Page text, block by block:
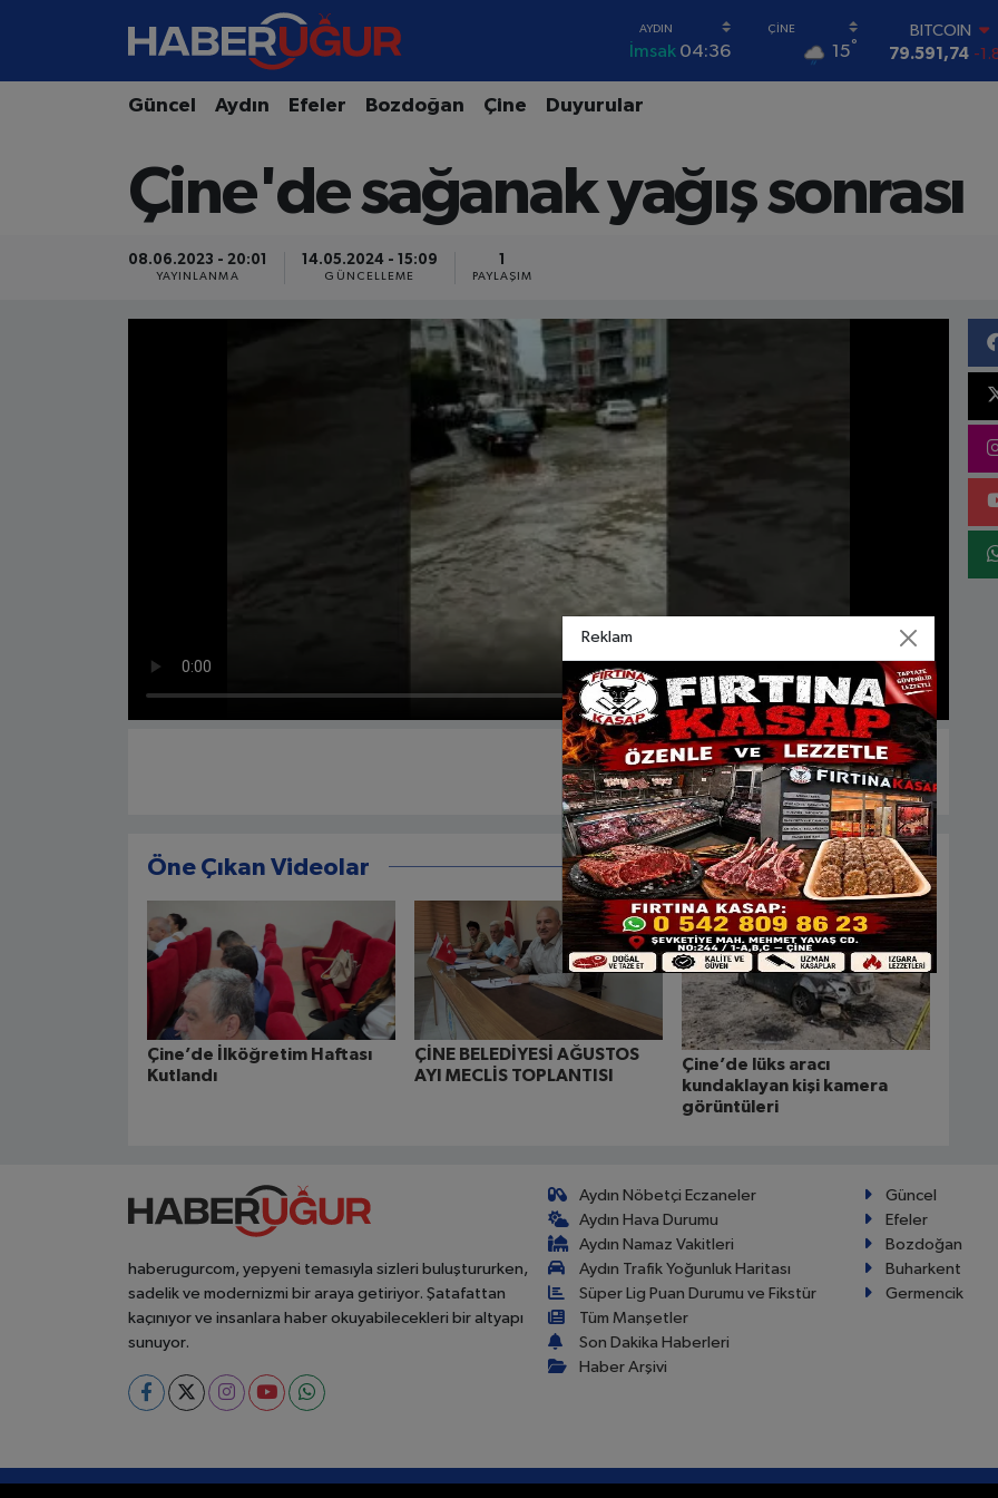
İmsak 04:36 15°
79.591,74
DOLAR
61,60380
G.ALTIN
Güncel Aydın Efeler Bozdoğan Çine Duyurular
Çine'de sağanak yağış sonrası
08.06.2023 - 20:01
YAYINLANMA
14.05.2024 - 15:09
GÜNCELLEME
1
PAYLAŞIM
Öne Çıkan Videolar
Çine’de İlköğretim Haftası
Kutlandı
ÇİNE BELEDİYESİ AĞUSTOS
AYI MECLİS TOPLANTISI
Çine’de lüks aracı
kundaklayan kişi kamera
görüntüleri
haberugurcom, yepyeni temasıyla sizleri buluştururken,
sadelik ve modernizmi bir araya getiriyor. Şatafattan
kaçınıyor ve insanlara haber okuyabilecekleri bir altyapı
sunuyor.
Aydın Nöbetçi Eczaneler
Aydın Hava Durumu
Aydın Namaz Vakitleri
Aydın Trafik Yoğunluk Haritası
Süper Lig Puan Durumu ve Fikstür
Tüm Manşetler
Son Dakika Haberleri
Haber Arşivi
Güncel
Efeler
Bozdoğan
Buharkent
Germencik
Aydın Nöbetçi Eczaneler
Aydın Namaz Vakitleri
Aydın Trafik Yoğunluk Haritası
Reklam